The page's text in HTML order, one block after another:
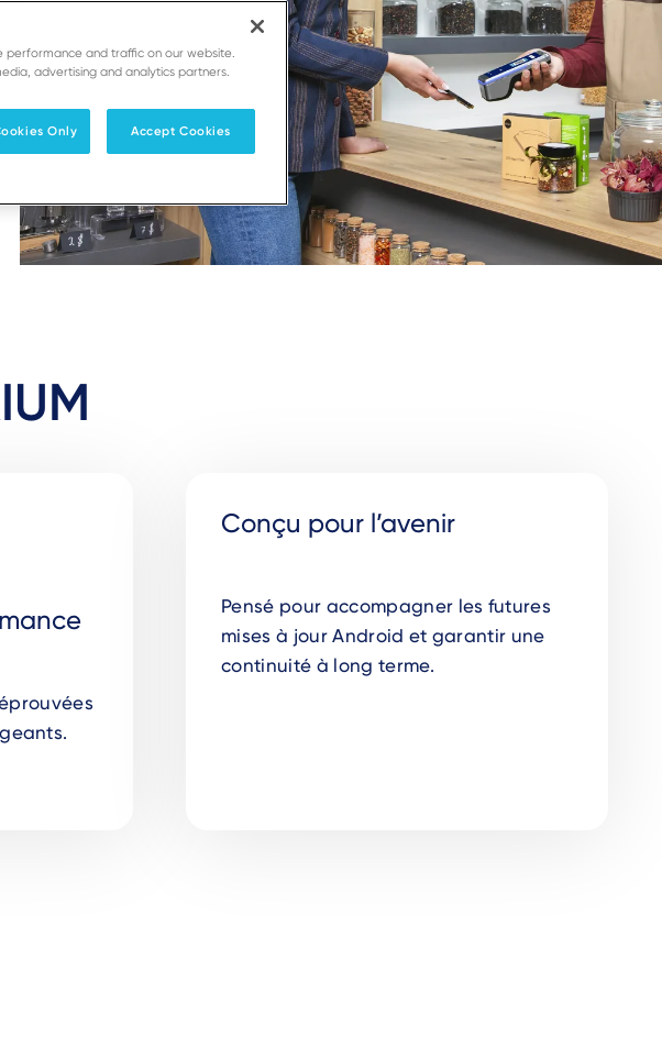
Conçu pour l’avenir
Pensé pour accompagner les futures
mises à jour Android et garantir une
continuité à long terme.
performance and traffic on our website.
advertising and analytics partners.
Only Accept Cookies